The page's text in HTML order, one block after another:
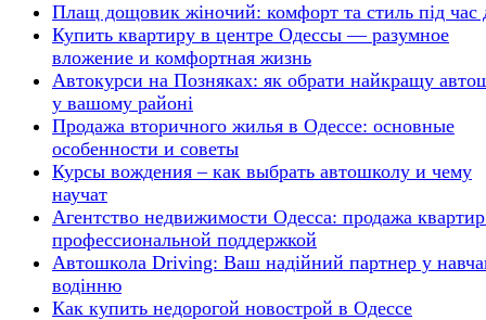
Плащ дощовик жіночий: комфорт та стиль під час
Купить квартиру в центре Одессы — разумное
вложение и комфортная жизнь
Автокурси на Позняках: як обрати найкращу
у вашому районі
Продажа вторичного жилья в Одессе: основные
особенности и советы
Курсы вождения – как выбрать автошколу и чему
научат
Агентство недвижимости Одесса: продажа
профессиональной поддержкой
Автошкола Driving: Ваш надійний партнер у
водінню
Как купить недорогой новострой в Одессе